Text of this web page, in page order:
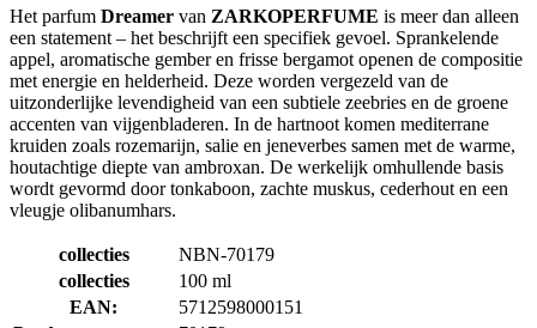
Het parfum Dreamer van ZARKOPERFUME is meer dan alleen
een statement – het beschrijft een specifiek gevoel. Sprankelende
appel, aromatische gember en frisse bergamot openen de compositie
met energie en helderheid. Deze worden vergezeld van de
uitzonderlijke levendigheid van een subtiele zeebries en de groene
accenten van vijgenbladeren. In de hartnoot komen mediterrane
kruiden zoals rozemarijn, salie en jeneverbes samen met de warme,
houtachtige diepte van ambroxan. De werkelijk omhullende basis
wordt gevormd door tonkaboon, zachte muskus, cederhout en een
vleugje olibanumhars.
collecties
NBN-70179
collecties
100 ml
EAN:
5712598000151